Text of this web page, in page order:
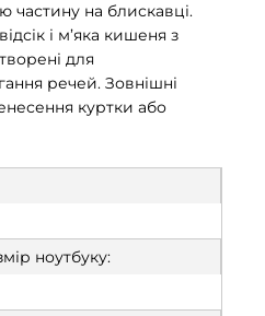
на блискавці.
і м’яка кишеня з
для
речей. Зовнішні
куртки або
ноутбуку: